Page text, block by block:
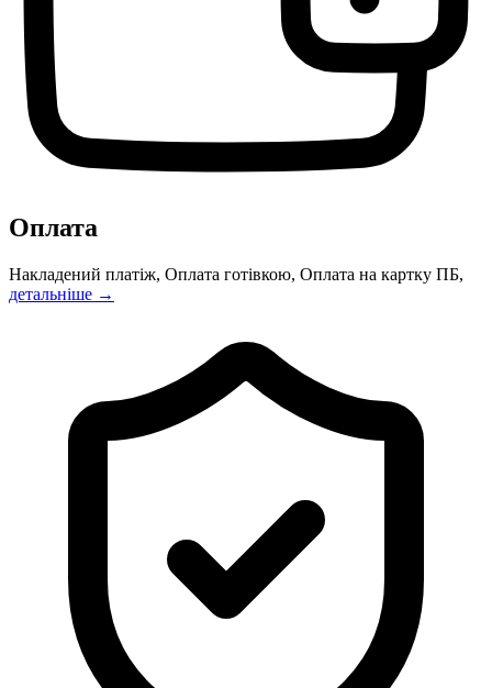
Оплата
Накладений платіж, Оплата готівкою, Оплата на картку ПБ,
детальніше →